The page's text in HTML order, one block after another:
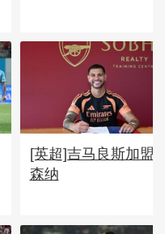
[英超]吉马良斯加盟
森纳